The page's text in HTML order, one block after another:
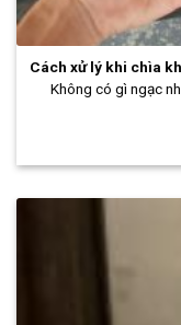
Cách xử lý khi chìa
Không có gì ngạc